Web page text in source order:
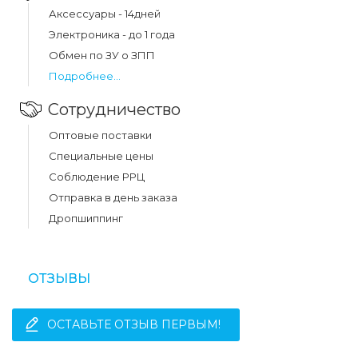
Аксессуары - 14дней
Электроника - до 1 года
Обмен по ЗУ о ЗПП
Подробнее...
Сотрудничество
Оптовые поставки
Специальные цены
Соблюдение РРЦ
Отправка в день заказа
Дропшиппинг
ОТЗЫВЫ
ОСТАВЬТЕ ОТЗЫВ ПЕРВЫМ!